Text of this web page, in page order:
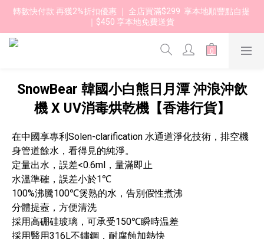
轉數快付款 再獲2%折扣優惠 ｜ 全店買滿$299  享本地順豐點自提
｜$450 享本地免費送貨
SnowBear 韓國小白熊日月潭 沖浪沖飲
機 X UV消毒烘乾機【香港行貨】
在中國享專利Solen-clarification 水通道淨化技術，排空機
身管道餘水，看得見的純淨。
定量出水，誤差<0.6ml，量滿即止
水溫準確，誤差小於1℃
100%沸騰100℃煲熟的水，告別假性煮沸
分體提壼，方便清洗
採用高硼硅玻璃，可承受150℃瞬時温差
採用醫用316L不鏽鋼，耐腐蝕加熱快